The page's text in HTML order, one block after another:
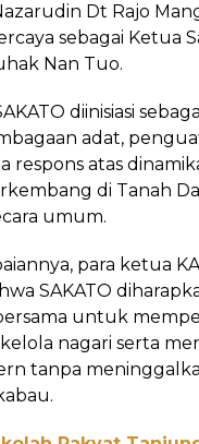
Dt Rajo
sebagai Ketua
Nan Tuo.
diinisiasi
adat,
respons atas
di Tanah
umum.
para ketua
SAKATO
untuk
nagari serta
tanpa